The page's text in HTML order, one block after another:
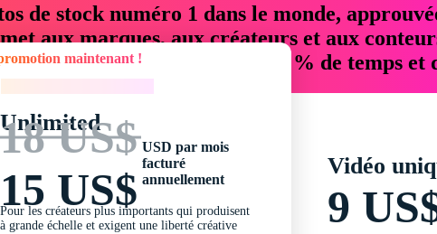
de stock numéro 1 dans le monde,
aux marques, aux créateurs et aux
d'économiser jusqu'à 76 % de temps et
maintenant !
Unlimited
18 US$
15 US$
USD par mois
facturé
annuellement
Pour les créateurs plus importants qui produisent
à grande échelle et exigent une liberté créative
Vidéo
9